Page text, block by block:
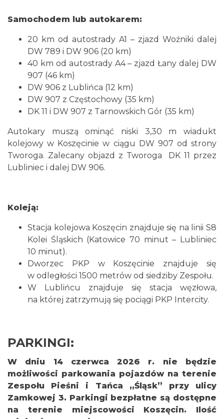
Samochodem lub autokarem:
20 km od autostrady A1 – zjazd Woźniki dalej
DW 789 i DW 906 (20 km)
40 km od autostrady A4 – zjazd Łany dalej DW
907 (46 km)
DW 906 z Lublińca (12 km)
DW 907 z Częstochowy (35 km)
DK 11 i DW 907 z Tarnowskich Gór (35 km)
Autokary muszą ominąć niski 3,30 m wiadukt
kolejowy w Koszęcinie w ciągu DW 907 od strony
Tworoga. Zalecany objazd z Tworoga DK 11 przez
Lubliniec i dalej DW 906.
Koleją:
Stacja kolejowa Koszęcin znajduje się na linii S8
Kolei Śląskich (Katowice 70 minut – Lubliniec
10 minut).
Dworzec PKP w Koszęcinie znajduje się
w odległości 1500 metrów od siedziby Zespołu.
W Lublińcu znajduje się stacja węzłowa,
na której zatrzymują się pociągi PKP Intercity.
PARKINGI:
W dniu 14 czerwca 2026 r. nie będzie
możliwości parkowania pojazdów na terenie
Zespołu Pieśni i Tańca „Śląsk” przy ulicy
Zamkowej 3. Parkingi bezpłatne są dostępne
na terenie miejscowości Koszęcin. Ilość